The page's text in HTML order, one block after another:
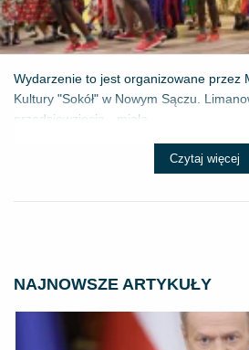
Wydarzenie to jest organizowane przez
Kultury "Sokół" w Nowym Sączu.
przedsięwzięcia - miała ...
Czytaj więcej
NAJNOWSZE ARTYKUŁY